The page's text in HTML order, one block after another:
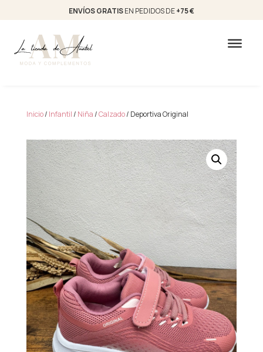
ENVÍOS GRATISEN PEDIDOS DE+75 €
Inicio/ Infantil/ Niña/Calzado/ Deportiva Original